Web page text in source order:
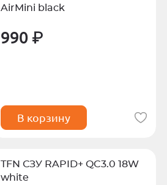
AirMini black
990 ₽
В корзину
TFN СЗУ RAPID+ QC3.0 18W
white